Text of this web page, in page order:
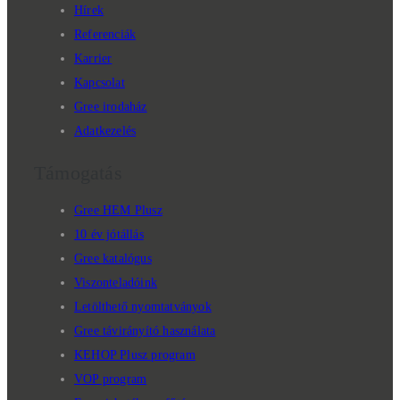
Hírek
Referenciák
Karrier
Kapcsolat
Gree irodaház
Adatkezelés
Gree HEM Plusz
10 év jótállás
Gree katalógus
Viszonteladóink
Letölthető nyomtatványok
Gree távirányító használata
KEHOP Plusz program
VOP program